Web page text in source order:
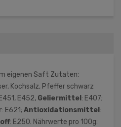
eigenen Saft Zutaten:
Kochsalz, Pfeffer schwarz
E452, Geliermittel : E407;
: E621; Antioxidationsmittel :
: E250. Nährwerte pro 100g: